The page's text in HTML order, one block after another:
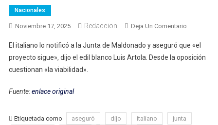
Nacionales
Noviembre 17, 2025 Redaccion Deja Un ComentarioEn
Bajó
Del
San
El italiano lo notificó a la Junta de Maldonado y aseguró que «el
proyecto sigue», dijo el edil blanco Luis Artola. Desde la oposición
cuestionan «la viabilidad».
Fuente:enlace original
Etiquetada como aseguró dijo italiano
junta